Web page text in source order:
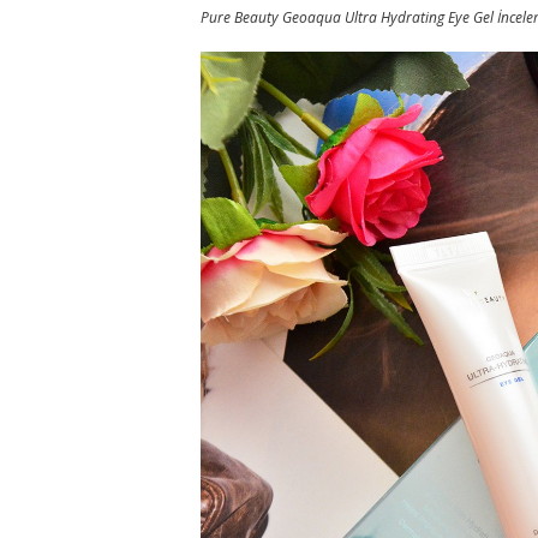
Pure Beauty Geoaqua Ultra Hydrating Eye Gel